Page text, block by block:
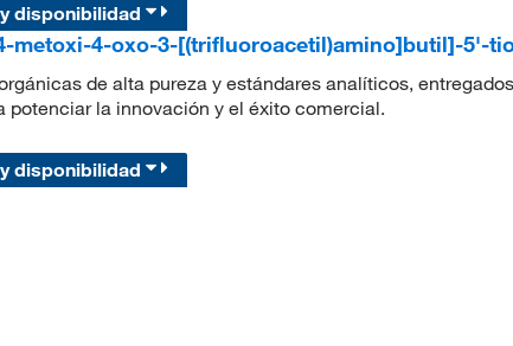
disponibilidad
metoxi-4-oxo-3-[(trifluoroacetil)amino]butil]-5'-
de alta pureza y estándares analíticos,
potenciar la innovación y el éxito comercial.
disponibilidad